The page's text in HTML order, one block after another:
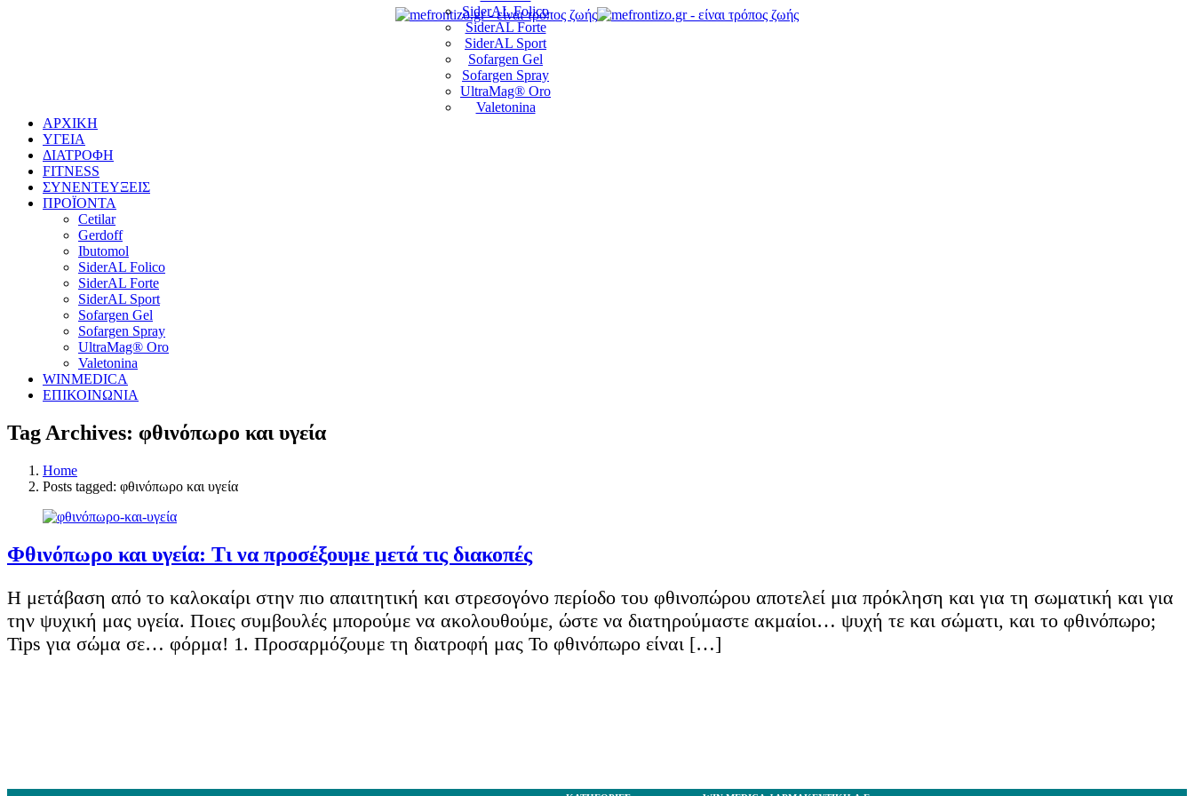
SiderAL Folico
SiderAL Forte
SiderAL Sport
Sofargen Gel
Sofargen Spray
UltraMag® Oro
Valetonina
ΑΡΧΙΚΗ
ΥΓΕΙΑ
ΔΙΑΤΡΟΦΗ
FITNESS
ΣΥΝΕΝΤΕΥΞΕΙΣ
ΠΡΟΪΟΝΤΑ
Cetilar
Gerdoff
Ibutomol
SiderAL Folico
SiderAL Forte
SiderAL Sport
Sofargen Gel
Sofargen Spray
UltraMag® Oro
Valetonina
WINMEDICA
ΕΠΙΚΟΙΝΩΝΙΑ
Tag Archives: φθινόπωρο και υγεία
Home
Posts tagged: φθινόπωρο και υγεία
Φθινόπωρο και υγεία: Τι να προσέξουμε μετά τις διακοπές
Η μετάβαση από το καλοκαίρι στην πιο απαιτητική και στρεσογόνο περίοδο του φθινοπώρου αποτελεί μια πρόκληση και για τη σωματική και για
την ψυχική μας υγεία. Ποιες συμβουλές μπορούμε να ακολουθούμε, ώστε να διατηρούμαστε ακμαίοι… ψυχή τε και σώματι, και το φθινόπωρο;
Tips για σώμα σε… φόρμα! 1. Προσαρμόζουμε τη διατροφή μας Το φθινόπωρο είναι […]